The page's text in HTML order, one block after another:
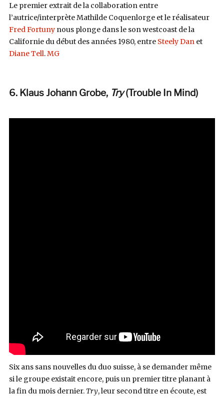
Le premier extrait de la collaboration entre
l’autrice/interprète Mathilde Coquenlorge et le réalisateur
Fred Fortunynous plonge dans le son westcoast de la
Californie du début des années 1980, entre Steely Dan et
Diane Tell.MG
6. Klaus Johann Grobe,Try(Trouble In Mind)
Six ans sans nouvelles du duo suisse, à se demander même
si le groupe existait encore, puis un premier titre planant à
la fin du mois dernier. Try, leur second titre en écoute, est